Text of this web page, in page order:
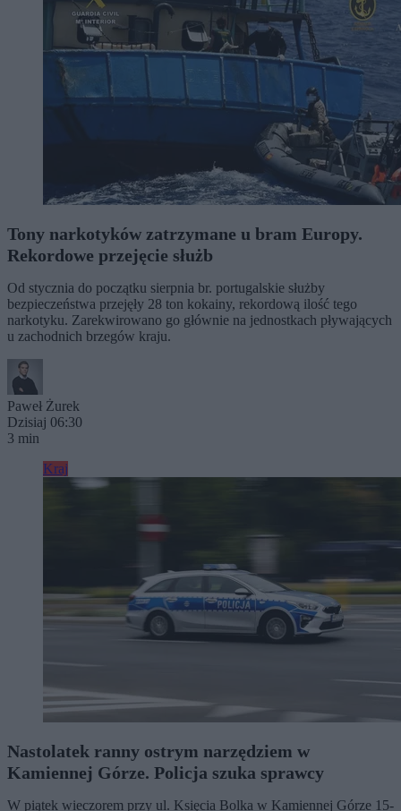
Tony narkotyków zatrzymane u bram Europy.
Rekordowe przejęcie służb
Od stycznia do początku sierpnia br. portugalskie służby
bezpieczeństwa przejęły 28 ton kokainy, rekordową ilość tego
narkotyku. Zarekwirowano go głównie na jednostkach pływających
u zachodnich brzegów kraju.
Paweł Żurek
Dzisiaj 06:30
3 min
Kraj
Nastolatek ranny ostrym narzędziem w
Kamiennej Górze. Policja szuka sprawcy
W piątek wieczorem przy ul. Księcia Bolka w Kamiennej Górze 15-